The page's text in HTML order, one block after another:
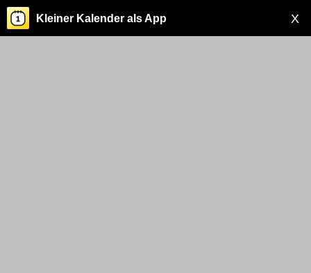
X
Kleiner Kalender als App